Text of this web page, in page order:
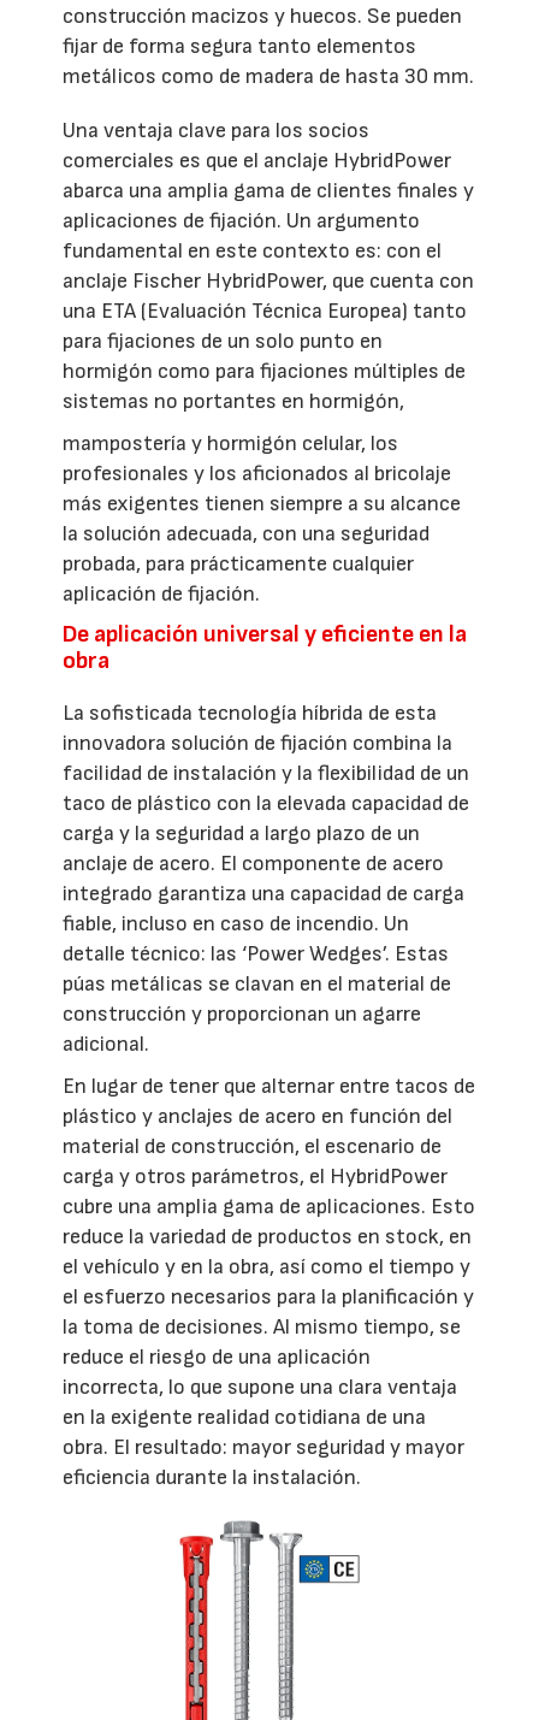
construcción macizos y huecos. Se pueden
fijar de forma segura tanto elementos
metálicos como de madera de hasta 30 mm.
Una ventaja clave para los socios
comerciales es que el anclaje HybridPower
abarca una amplia gama de clientes finales y
aplicaciones de fijación. Un argumento
fundamental en este contexto es: con el
anclaje Fischer HybridPower, que cuenta con
una ETA (Evaluación Técnica Europea) tanto
para fijaciones de un solo punto en
hormigón como para fijaciones múltiples de
sistemas no portantes en hormigón,
mampostería y hormigón celular, los
profesionales y los aficionados al bricolaje
más exigentes tienen siempre a su alcance
la solución adecuada, con una seguridad
probada, para prácticamente cualquier
aplicación de fijación.
De aplicación universal y eficiente en la
obra
La sofisticada tecnología híbrida de esta
innovadora solución de fijación combina la
facilidad de instalación y la flexibilidad de un
taco de plástico con la elevada capacidad de
carga y la seguridad a largo plazo de un
anclaje de acero. El componente de acero
integrado garantiza una capacidad de carga
fiable, incluso en caso de incendio. Un
detalle técnico: las ‘Power Wedges’. Estas
púas metálicas se clavan en el material de
construcción y proporcionan un agarre
adicional.
En lugar de tener que alternar entre tacos de
plástico y anclajes de acero en función del
material de construcción, el escenario de
carga y otros parámetros, el HybridPower
cubre una amplia gama de aplicaciones. Esto
reduce la variedad de productos en stock, en
el vehículo y en la obra, así como el tiempo y
el esfuerzo necesarios para la planificación y
la toma de decisiones. Al mismo tiempo, se
reduce el riesgo de una aplicación
incorrecta, lo que supone una clara ventaja
en la exigente realidad cotidiana de una
obra. El resultado: mayor seguridad y mayor
eficiencia durante la instalación.